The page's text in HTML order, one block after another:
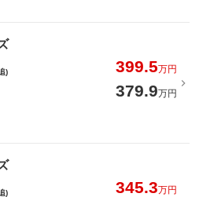
)
399.5万円
379.9万円
)
345.3万円